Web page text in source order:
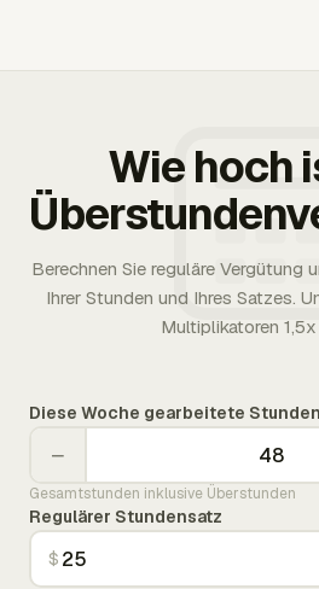
Wie hoch
Berechnen Sie reguläre Vergütung
Ihrer Stunden und Ihres Satzes.
Multiplikatoren
Diese Woche gearbeitete Stunden
−
Gesamtstunden inklusive Überstunden
Regulärer Stundensatz
$